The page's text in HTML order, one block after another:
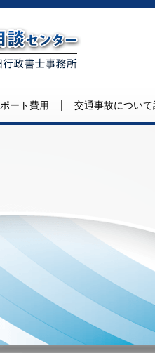
ート費用 交通事故について